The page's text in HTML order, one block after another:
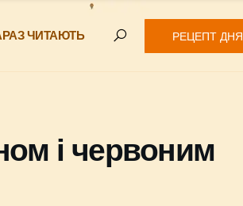
ЧИТАЮТЬ РЕЦЕПТ ДНЯ
і червоним